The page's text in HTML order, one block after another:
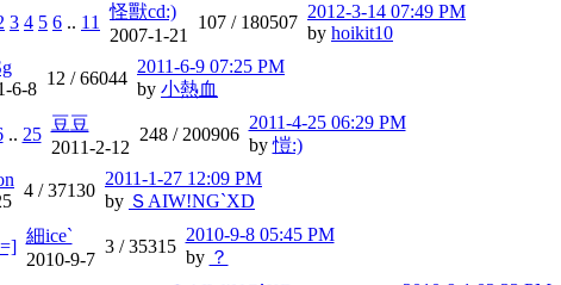
3 4 5 6 .. 11
怪獸cd:)
2007-1-21
107 / 180507
2012-3-14 07:49 PM
by hoikit10
6-8
12 /66044
2011-6-9 07:25 PM
by 小熱血
.. 25
豆豆
2011-2-12
248 / 200906
2011-4-25 06:29 PM
by愷:)
4 /37130
2011-1-27 12:09 PM
by ＳAIW!NG`XD
細ice`
2010-9-7
3 /35315
2010-9-8 05:45 PM
by ？